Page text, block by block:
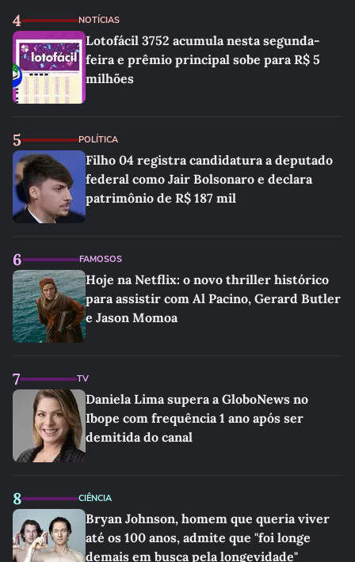
4 NOTÍCIAS
Lotofácil 3752 acumula nesta segunda-
feira e prêmio principal sobe para R$ 5
milhões
5 POLÍTICA
Filho 04 registra candidatura a deputado
federal como Jair Bolsonaro e declara
patrimônio de R$ 187 mil
6 FAMOSOS
Hoje na Netflix: o novo thriller histórico
para assistir com Al Pacino, Gerard Butler
e Jason Momoa
7 TV
Daniela Lima supera a GloboNews no
Ibope com frequência 1 ano após ser
demitida do canal
8 CIÊNCIA
Bryan Johnson, homem que queria viver
até os 100 anos, admite que "foi longe
demais em busca pela longevidade"